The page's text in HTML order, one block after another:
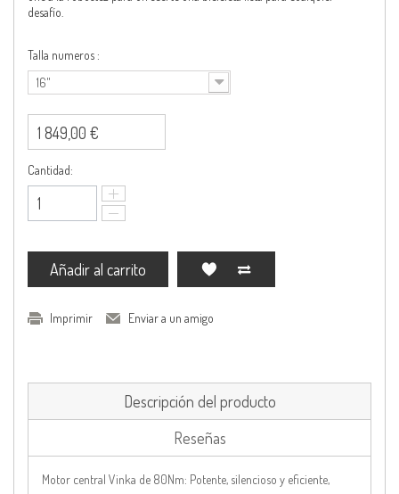
desafío.
Talla numeros :
16"
1 849,00 €
Cantidad:
Añadir al carrito
Imprimir Enviar a un amigo
Descripción del producto
Reseñas
Motor central Vinka de 80Nm: Potente, silencioso y eficiente,